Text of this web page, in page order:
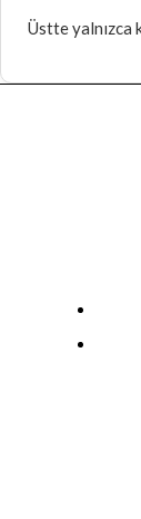
Üstte yalnızca